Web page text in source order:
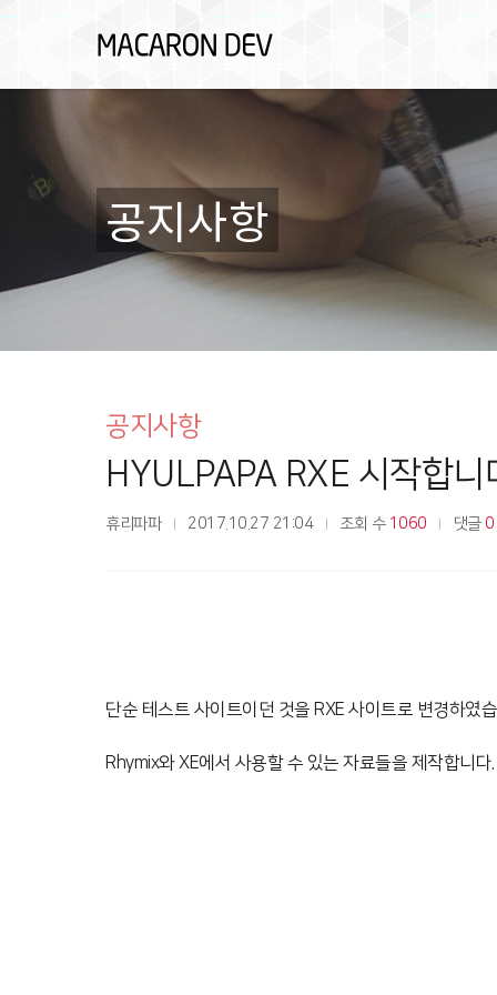
공지사항
공지사항
HYULPAPA RXE 시작합니
휴리파파 2017.10.27 21:04 조회 수 1060 댓글 0
단순 테스트 사이트이던 것을 RXE 사이트로 변경하였
Rhymix와 XE에서 사용할 수 있는 자료들을 제작합니다.